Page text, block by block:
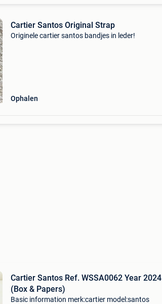
Cartier Santos Original Strap
Originele cartier santos bandjes in leder!
Ophalen
Cartier Santos Ref. WSSA0062 Year 2024
(Box & Papers)
Basic information merk:cartier model:santos